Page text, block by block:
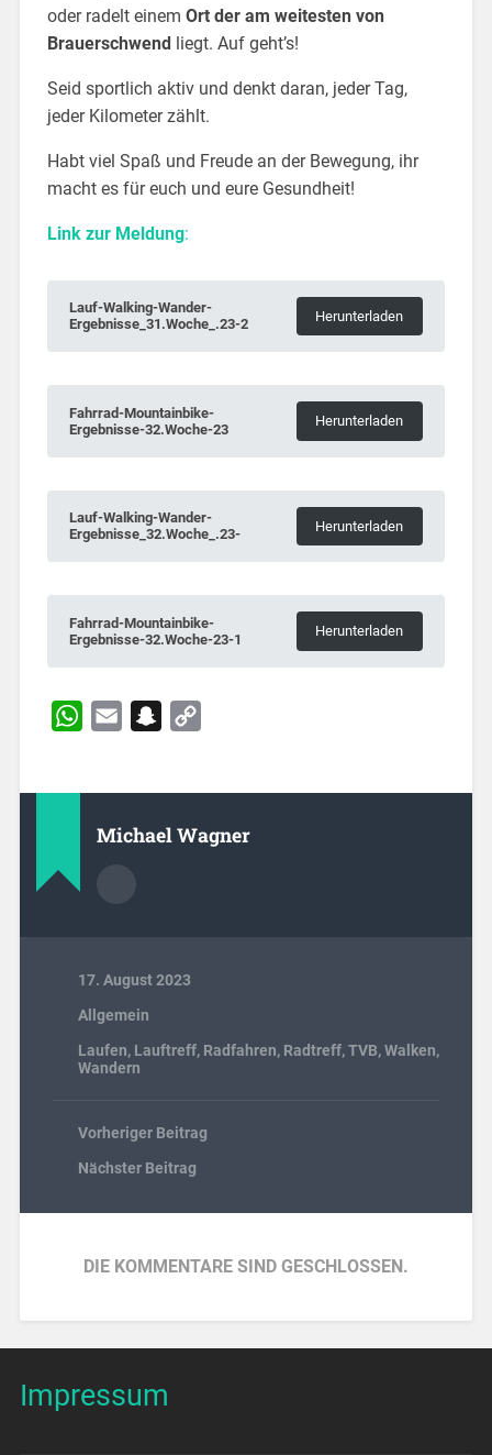
oder radelt einem Ort der am weitesten von
Brauerschwendliegt. Auf geht’s!
Seid sportlich aktiv und denkt daran, jeder Tag,
jeder Kilometer zählt.
Habt viel Spaß und Freude an der Bewegung, ihr
macht es für euch und eure Gesundheit!
Link zur Meldung:
Lauf-Walking-Wander-
Ergebnisse_31.Woche_.23-2
Herunterladen
Fahrrad-Mountainbike-
Ergebnisse-32.Woche-23
Herunterladen
Lauf-Walking-Wander-
Ergebnisse_32.Woche_.23-
Herunterladen
Fahrrad-Mountainbike-
Ergebnisse-32.Woche-23-1
Herunterladen
WhatsApp
Email Snapchat
Michael Wagner
17. August 2023
Allgemein
Laufen, Lauftreff, Radfahren, Radtreff,TVB,Walken,
Wandern
Vorheriger Beitrag
Nächster Beitrag
DIE KOMMENTARE SIND GESCHLOSSEN.
Impressum